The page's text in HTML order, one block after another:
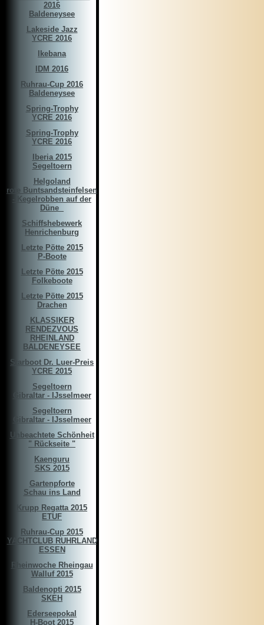
2016
Baldeneysee
Lakeside Jazz
YCRE 2016
Ikebana
IDM 2016
Ruhrau-Cup 2016
Baldeneysee
Spring-Trophy
YCRE 2016
Spring-Trophy
YCRE 2016
Iberia 2015
Segeltoern
Helgoland
rote Buntsandsteinfelsen
- Kegelrobben auf der
Düne ­­­ ­
Schiffshebewerk
Henrichenburg
Letzte Pötte 2015
P-Boote
Letzte Pötte 2015
Folkeboote
Letzte Pötte 2015
Drachen
KLASSIKER
RENDEZVOUS
RHEINLAND
BALDENEYSEE
Starboot Dr. Luer-Preis
YCRE 2015
Segeltoern
Gibraltar - IJsselmeer
Segeltoern
Gibraltar - IJsselmeer
Unbeachtete Schönheit
" Rückseite "
Kaenguru
SKS 2015
Gartenpforte
Schau ins Land
Krupp Regatta 2015
ETUF
Ruhrau-Cup 2015
YACHTCLUB RUHRLAND
ESSEN
Rheinwoche Rheingau
Walluf 2015
Baldenopti 2015
SKEH
Ederseepokal
H-Boot 2015